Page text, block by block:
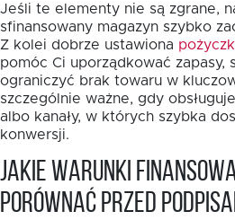
Jeśli te elementy nie są zgrane,
sfinansowany magazyn szybko
Z kolei dobrze ustawiona
pomóc Ci uporządkować zapasy,
ograniczyć brak towaru w
szczególnie ważne, gdy
albo kanały, w których szybka
konwersji.
Jakie warunki
porównać przed